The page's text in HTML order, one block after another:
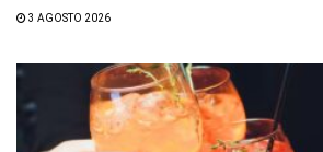
3 AGOSTO 2026